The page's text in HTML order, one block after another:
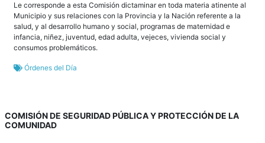
Le corresponde a esta Comisión dictaminar en toda materia atinente al
Municipio y sus relaciones con la Provincia y la Nación referente a la
salud, y al desarrollo humano y social, programas de maternidad e
infancia, niñez, juventud, edad adulta, vejeces, vivienda social y
consumos problemáticos.
Órdenes del Día
COMISIÓN DE SEGURIDAD PÚBLICA Y PROTECCIÓN DE LA
COMUNIDAD